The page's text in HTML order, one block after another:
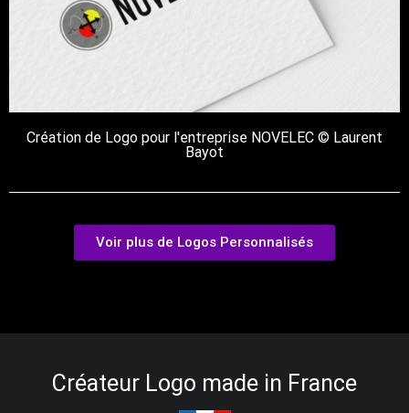
Création de Logo pour l'entreprise NOVELEC © Laurent
Bayot
Voir plus de Logos Personnalisés
Créateur Logo made in France